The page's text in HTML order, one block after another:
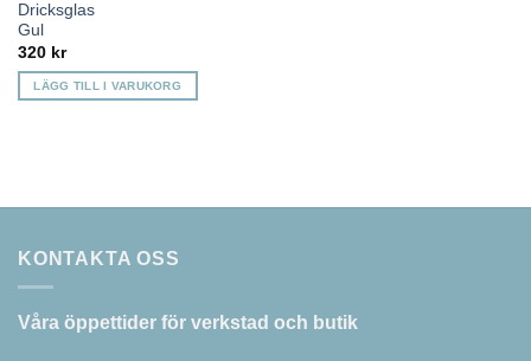
Dricksglas
Gul
320 kr
LÄGG TILL I VARUKORG
KONTAKTA OSS
Våra öppettider för verkstad och butik